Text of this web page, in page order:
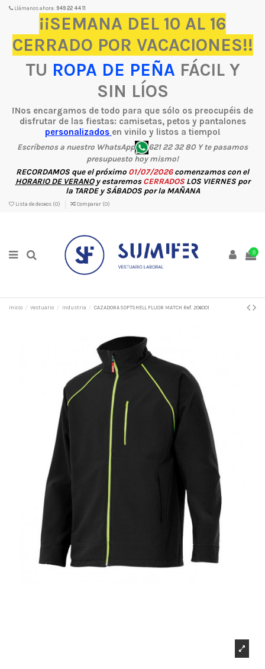
Llámanos ahora: 949 22 44 11
¡¡SEMANA DEL 10 AL 16
CERRADO POR VACACIONES!!
TU ROPA DE PEÑA FÁCIL Y
SIN LÍOS
¡Nos encargamos de todo para que sólo os preocupéis de
disfrutar de las fiestas: camisetas, petos y pantalones
personalizados en vinilo y listos a tiempo!
Escríbenos a nuestro WhatsApp
621 22 32 80 Y te pasamos
presupuesto hoy mismo!
RECORDAMOS que el próximo 01/07/2026comenzamos con el
HORARIO DE VERANOy estaremos CERRADOS LOS VIERNESpor
la TARDEy SÁBADOSpor la MAÑANA
Lista de deseos (0) Comparar (0)
0
Inicio Vestuario Industria CAZADORA SOFTSHELL FLUOR MATCH Ref. 206001